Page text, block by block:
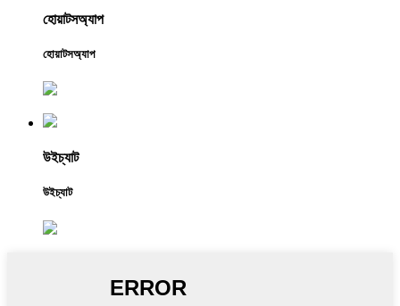
হোয়াটসঅ্যাপ
হোয়াটসঅ্যাপ
উইচ্যাট
উইচ্যাট